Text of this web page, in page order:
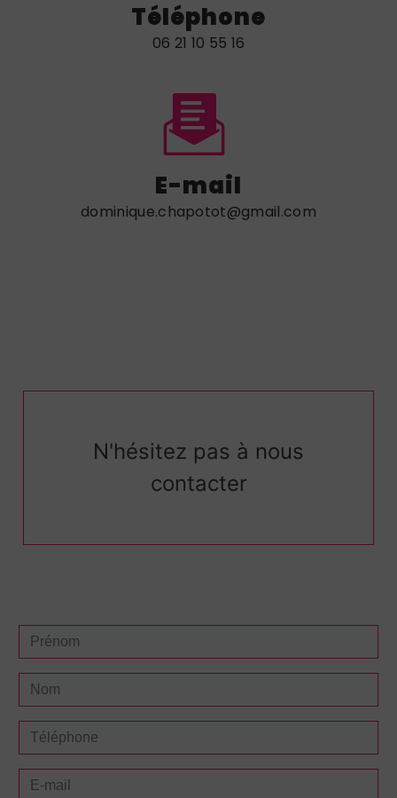
Téléphone
06 21 10 55 16
E-mail
dominique.chapotot@gmail.com
N'hésitez pas à nous
contacter